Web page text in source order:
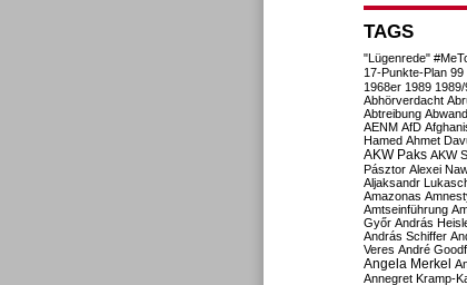
TAGS
"Lügenrede"
17-Punkte-Plan 99
1968er 1989 1989/
Abhörverdacht
Abtreibung
AENM AfD
Hamed Ahmet
AKW Paks AKW
Pásztor Alexei
Aljaksandr
Amazonas
Amtseinführung
Győr András
András Schiffer
Veres André
Angela Merkel
Annegret Kramp-